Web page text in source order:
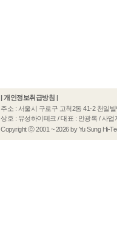
| 개인정보취급방침 |
주소 : 서울시 구로구 고척2동 41-2 천일빌
상호 : 유성하이테크 / 대표 : 안광록 / 사
Copyright ⓒ 2001 ~ 2026 by Yu Sung Hi-